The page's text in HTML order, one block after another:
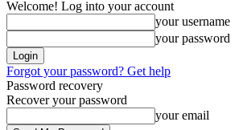
Welcome! Log into your account
your username
your password
Forgot your password? Get help
Password recovery
Recover your password
your email